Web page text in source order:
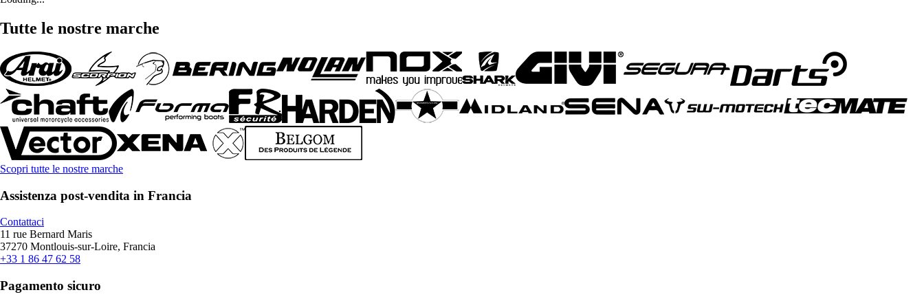
Tutte le nostre marche
Scopri tutte le nostre marche
Assistenza post-vendita in Francia
Contattaci
11 rue Bernard Maris
37270 Montlouis-sur-Loire, Francia
+33 1 86 47 62 58
Pagamento sicuro